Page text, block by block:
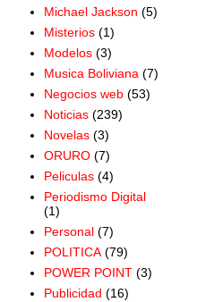
Michael Jackson (5)
Misterios (1)
Modelos (3)
Musica Boliviana (7)
Negocios web (53)
Noticias (239)
Novelas (3)
ORURO (7)
Peliculas (4)
Periodismo Digital
(1)
Personal (7)
POLITICA (79)
POWER POINT (3)
Publicidad (16)